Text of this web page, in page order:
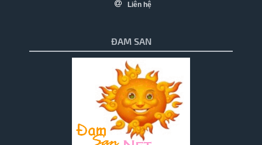
Liên hệ
ĐAM SAN